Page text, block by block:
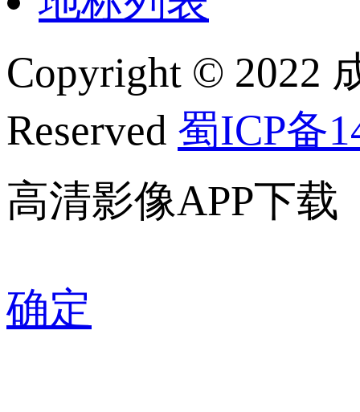
Copyright © 2022
Reserved 蜀ICP备
高清影像APP下载
确定